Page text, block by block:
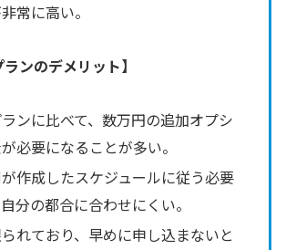
常に高い。
ランのデメリット】
ンに比べて、数万円の追加オプシ
必要になることが多い。
作成したスケジュールに従う必要
分の都合に合わせにくい。
れており、早めに申し込まないと